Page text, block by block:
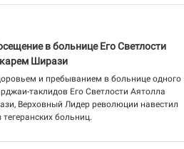
в больнице Его Светлости
Ширази
и пребыванием в больнице одного
таклидов Его Светлости Аятолла
Верховный Лидер революции навестил
тегеранских больниц.